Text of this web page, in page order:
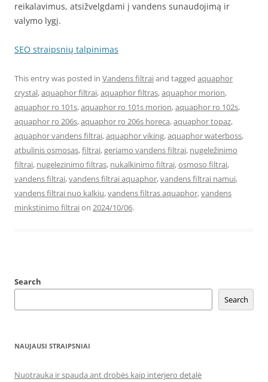
reikalavimus, atsižvelgdami į vandens sunaudojimą ir
valymo lygį.
SEO straipsnių talpinimas
This entry was posted in Vandens filtraiand tagged aquaphor
crystal,aquaphor filtrai,aquaphor filtras,aquaphor morion,
aquaphor ro 101s,aquaphor ro 101s morion,aquaphor ro 102s,
aquaphor ro 206s,aquaphor ro 206s horeca,aquaphor topaz,
aquaphor vandens filtrai,aquaphor viking,aquaphor waterboss,
atbulinis osmosas,filtrai,geriamo vandens filtrai, nugeležinimo
filtrai, nugelezinimo filtras, nukalkinimo filtrai,osmoso filtrai,
vandens filtrai,vandens filtrai aquaphor,vandens filtrai namui,
vandens filtrai nuo kalkiu,vandens filtras aquaphor,vandens
minkstinimo filtraion 2024/10/06.
Search
Search
NAUJAUSI STRAIPSNIAI
Nuotrauka ir spauda ant drobės kaip interjero detalė